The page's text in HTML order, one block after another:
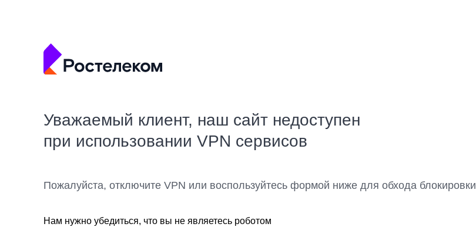
Уважаемый клиент, наш сайт недоступен
при использовании VPN сервисов
Пожалуйста, отключите VPN или воспользуйтесь формой ниже для обхода блокировки
Нам нужно убедиться, что вы не являетесь роботом